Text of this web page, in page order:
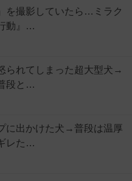
を撮影していたら…ミラク
動』…
られてしまった超大型犬→
段と…
に出かけた犬→普段は温厚
レた…